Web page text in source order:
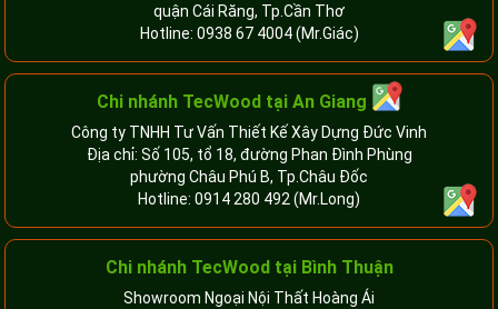
quận Cái Răng, Tp.Cần Thơ
Hotline: 0938 67 4004(Mr.Giác)
Chi nhánh TecWood tại An Giang
Công ty TNHH Tư Vấn Thiết Kế Xây Dựng Đức Vinh
Địa chỉ: Số 105, tổ 18, đường Phan Đình Phùng
phường Châu Phú B, Tp.Châu Đốc
Hotline: 0914 280 492 (Mr.Long)
Chi nhánh TecWood tại Bình Thuận
Showroom Ngoại Nội Thất Hoàng Ái